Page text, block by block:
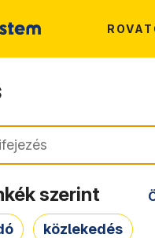
szerint
közlekedés